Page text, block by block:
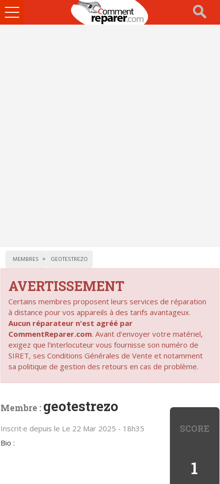
Ouvrir
le
MEMBRES GEOTESTREZO
AVERTISSEMENT
Certains membres proposent leurs services de réparation
à distance pour vos appareils à des tarifs avantageux.
Aucun réparateur n'est agréé par
CommentReparer.com. Avant d'envoyer votre matériel,
exigez que l'interlocuteur vous fournisse son numéro de
SIRET, ses Conditions Générales de Vente et notamment
sa politique de gestion des retours en cas de problème.
SCORE
1
Membre : geotestrezo
Inscrit·e depuis le Le 22 Mar 2025 - 18h35
Bio :